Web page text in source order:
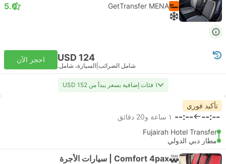
GetTransfer MENA
5.0
USD 124
شامل الضرائب السيارة، شامل.
احجز الآن
١ فئات إضافية بسعر يبدأ من USD 152
تأكيد فوري
--:--
--:-- ١ ساعة و‫20 دقائق
Fujairah Hotel Transfer
مطار دبي الدولي
Comfort 4pax | سيارات الأجرة